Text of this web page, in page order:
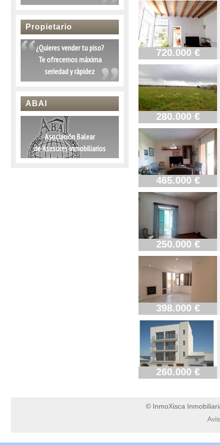
Propietario
¿Quieres vender tu piso?
Te ofrecemos máxima
seriedad y rápidez
ABAI
Asociación Balear
de Asesores Inmobiliarios
720.000 €
280.000 €
465.000 €
250.000 €
398.000 €
260.000 €
© InmoXisca